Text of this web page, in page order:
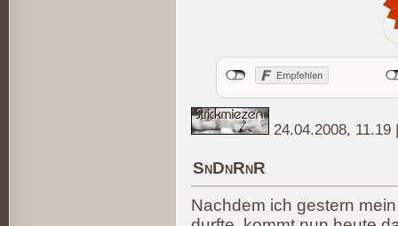
24.04.2008, 11.19
SnDnRnR
Nachdem ich gestern